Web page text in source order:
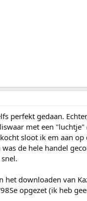
perfekt gedaan.
met een
sloot ik em aan
de hele handel
het downloaden van
opgezet (ik heb